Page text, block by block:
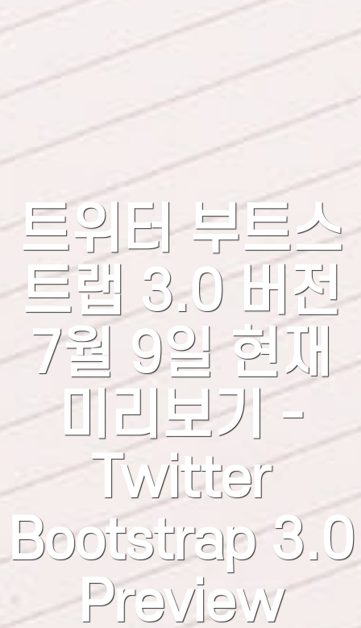
트위터 부트스
트랩 3.0 버전
7월 9일 현재
미리보기 -
Twitter
Bootstrap 3.0
Preview